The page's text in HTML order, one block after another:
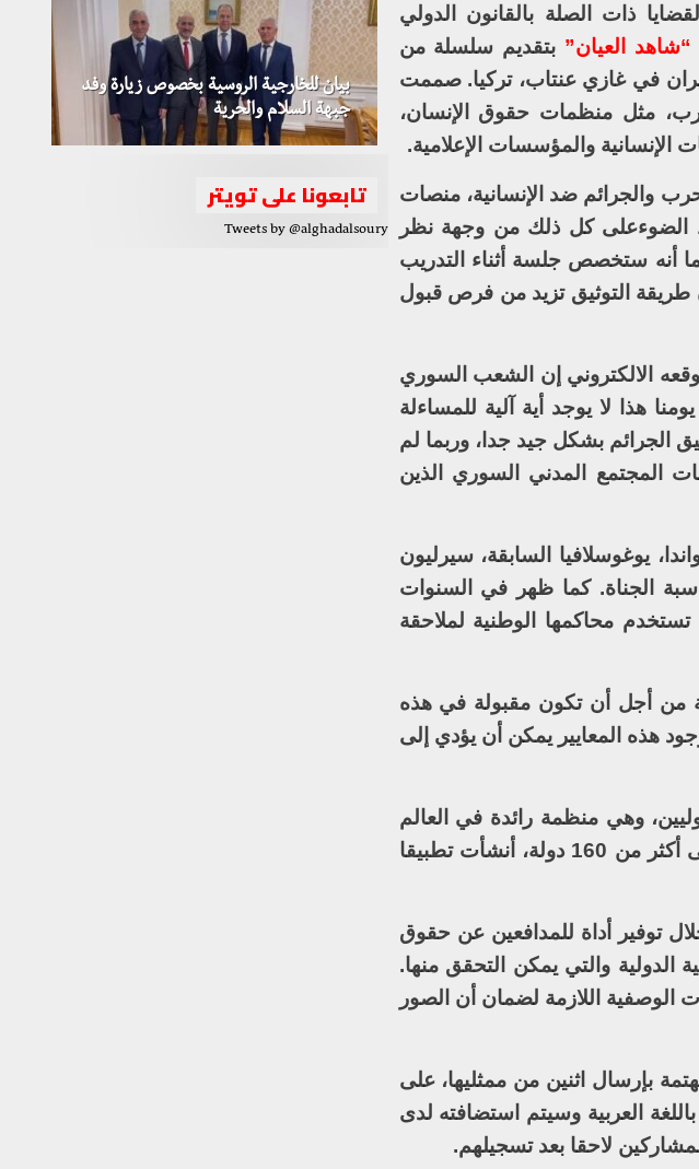
ذات الصلة بالقانون الدولي
بتقديم سلسلة من
ليوم واحد (وسيتكرر لمدة خمسة أيام) بين 30 أيار و3 حزيران في غازي عنتاب، تركيا. صممت
مثل منظمات حقوق الإنسان،
الإنسانية والمؤسسات الإعلامية.
والجرائم ضد الإنسانية، منصات
الضوءعلى كل ذلك من وجهة نظر
أنه ستخصص جلسة أثناء التدريب
التوثيق تزيد من فرص قبول
الالكتروني إن الشعب السوري
هذا لا يوجد أية آلية للمساءلة
الجرائم بشكل جيد جدا، وربما لم
المجتمع المدني السوري الذين
يوغوسلافيا السابقة، سيرليون
الجناة. كما ظهر في السنوات
محاكمها الوطنية لملاحقة
من أجل أن تكون مقبولة في هذه
هذه المعايير يمكن أن يؤدي إلى
وهي منظمة رائدة في العالم
مكونة من الممارسين في القانون من أكثر من 80.000 عضوا منتشرين على أكثر من 160 دولة، أنشأت تطبيقا
توفير أداة للمدافعين عن حقوق
الدولية والتي يمكن التحقق منها.
الوصفية اللازمة لضمان أن الصور
بإرسال اثنين من ممثليها، على
العربية وسيتم استضافته لدى
لاحقا بعد تسجيلهم.
بيان للخارجية الروسية بخصوص زيارة وفد
جبهة السلام والحرية
تابعونا على تويتر
Tweets by @alghadalsoury